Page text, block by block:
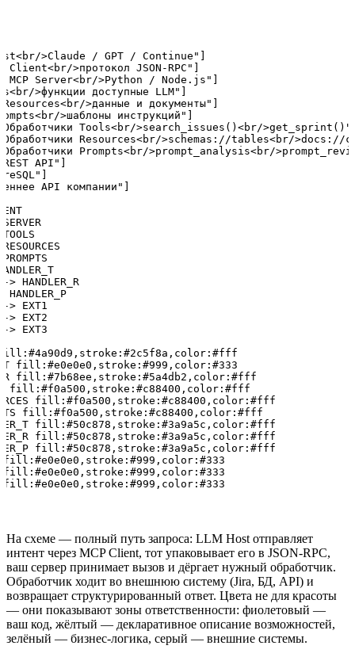
>Claude / GPT / Continue"]
Client<br/>протокол JSON-RPC"]
MCP Server<br/>Python / Node.js"]
>функции доступные LLM"]
>данные и документы"]
>шаблоны инструкций"]
Tools<br/>search_issues()<br/
Resources<br/>schemas://tables<br/>docs://
Prompts<br/>prompt_analysis<br/
API"]
API компании"]
SERVER
TOOLS
> HANDLER_R
HANDLER_P
> EXT1
> EXT2
> EXT3
fill:#e0e0e0,stroke:#999,color:#333
fill:#7b68ee,stroke:#5a4db2,color:#fff
fill:#f0a500,stroke:#c88400,color:#fff
fill:#f0a500,stroke:#c88400,color:#fff
fill:#f0a500,stroke:#c88400,color:#fff
fill:#50c878,stroke:#3a9a5c,color:#fff
fill:#50c878,stroke:#3a9a5c,color:#fff
fill:#50c878,stroke:#3a9a5c,color:#fff
На схеме — полный путь запроса: LLM Host отправляет
интент через MCP Client, тот упаковывает его в JSON-RPC,
ваш сервер принимает вызов и дёргает нужный обработчик.
Обработчик ходит во внешнюю систему (Jira, БД, API) и
возвращает структурированный ответ. Цвета не для красоты
— они показывают зоны ответственности: фиолетовый —
ваш код, жёлтый — декларативное описание возможностей,
зелёный — бизнес-логика, серый — внешние системы.